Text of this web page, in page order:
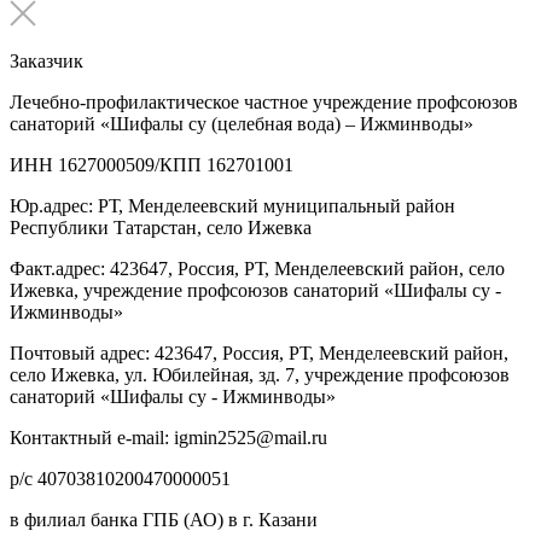
Заказчик
Лечебно-профилактическое частное учреждение профсоюзов
санаторий «Шифалы су (целебная вода) – Ижминводы»
ИНН 1627000509/КПП 162701001
Юр.адрес: РТ, Менделеевский муниципальный район
Республики Татарстан, село Ижевка
Факт.адрес: 423647, Россия, РТ, Менделеевский район, село
Ижевка, учреждение профсоюзов санаторий «Шифалы су -
Ижминводы»
Почтовый адрес: 423647, Россия, РТ, Менделеевский район,
село Ижевка, ул. Юбилейная, зд. 7, учреждение профсоюзов
санаторий «Шифалы су - Ижминводы»
Контактный e-mail: igmin2525@mail.ru
р/с 40703810200470000051
в филиал банка ГПБ (АО) в г. Казани